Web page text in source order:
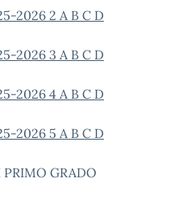
2026 2 A B C D
2026 3 A B C D
2026 4 A B C D
2026 5 A B C D
PRIMO GRADO